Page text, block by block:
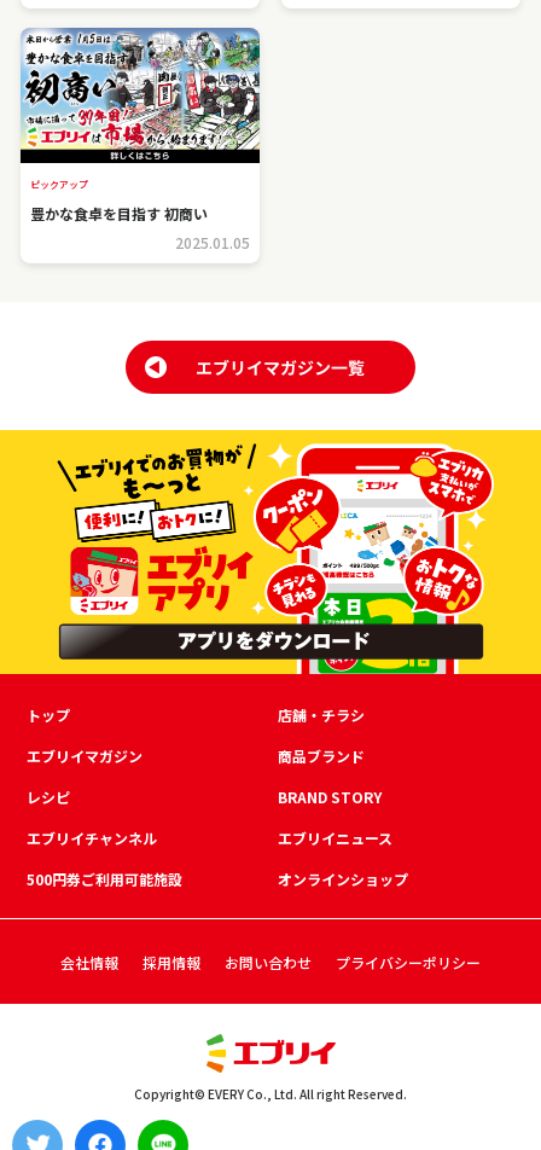
ピックアップ
豊かな食卓を目指す 初商い
2025.01.05
トップ
店舗・チラシ
エブリイマガジン
商品ブランド
レシピ
BRAND STORY
エブリイチャンネル
エブリイニュース
500円券ご利用可能施設
オンラインショップ
会社情報 採用情報 お問い合わせ プライバシーポリシー
Copyright© EVERY Co., Ltd. All right Reserved.